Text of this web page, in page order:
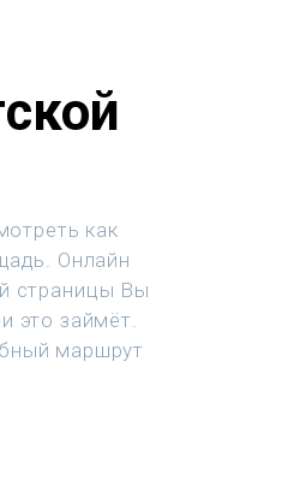
как
Онлайн
страницы Вы
это займёт.
маршрут